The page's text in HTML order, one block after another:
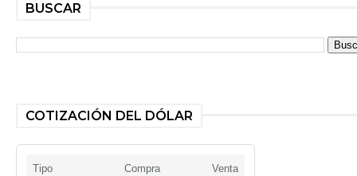
BUSCAR
COTIZACIÓN DEL DÓLAR
Tipo Compra Venta